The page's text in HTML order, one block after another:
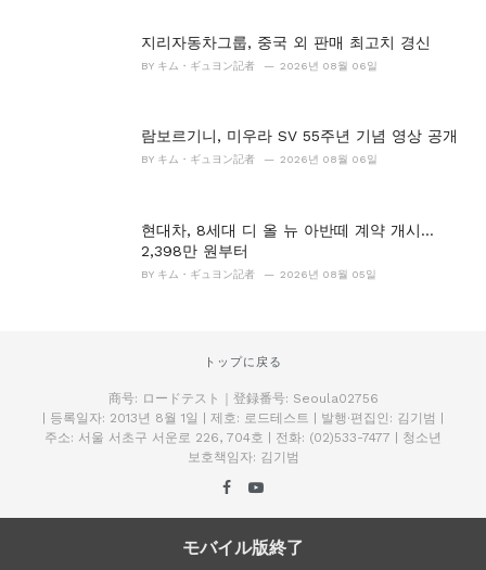
지리자동차그룹, 중국 외 판매 최고치 경신
BY キム・ギュヨン記者 2026년 08월 06일
람보르기니, 미우라 SV 55주년 기념 영상 공개
BY キム・ギュヨン記者 2026년 08월 06일
현대차, 8세대 디 올 뉴 아반떼 계약 개시…
2,398만 원부터
BY キム・ギュヨン記者 2026년 08월 05일
トップに戻る
商号: ロードテスト｜登録番号: Seoula02756
| 등록일자: 2013년 8월 1일 | 제호: 로드테스트 | 발행·편집인: 김기범 |
주소: 서울 서초구 서운로 226, 704호 | 전화: (02)533-7477 | 청소년
보호책임자: 김기범
モバイル版終了